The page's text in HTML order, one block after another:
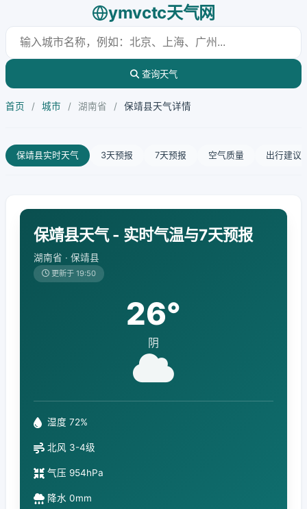
ymvctc天气网
查询天气
首页 / 城市 / 湖南省 / 保靖县天气详情
保靖县实时天气 3天预报 7天预报 空气质量 出行建议
保靖县天气 - 实时气温与7天预报
湖南省 · 保靖县
更新于 19:50
26°
阴
湿度 72%
北风 3-4级
气压 954hPa
降水 0mm